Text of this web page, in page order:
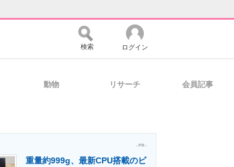
マーケ×ITの今がよく分かる
検索 ログイン
動物 リサーチ 会員記事
- PR -
重量約999g、最新CPU搭載のビ